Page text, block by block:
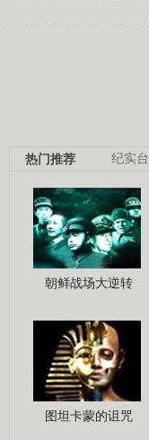
纪实台
热门推荐
朝鲜战场大逆转
图坦卡蒙的诅咒